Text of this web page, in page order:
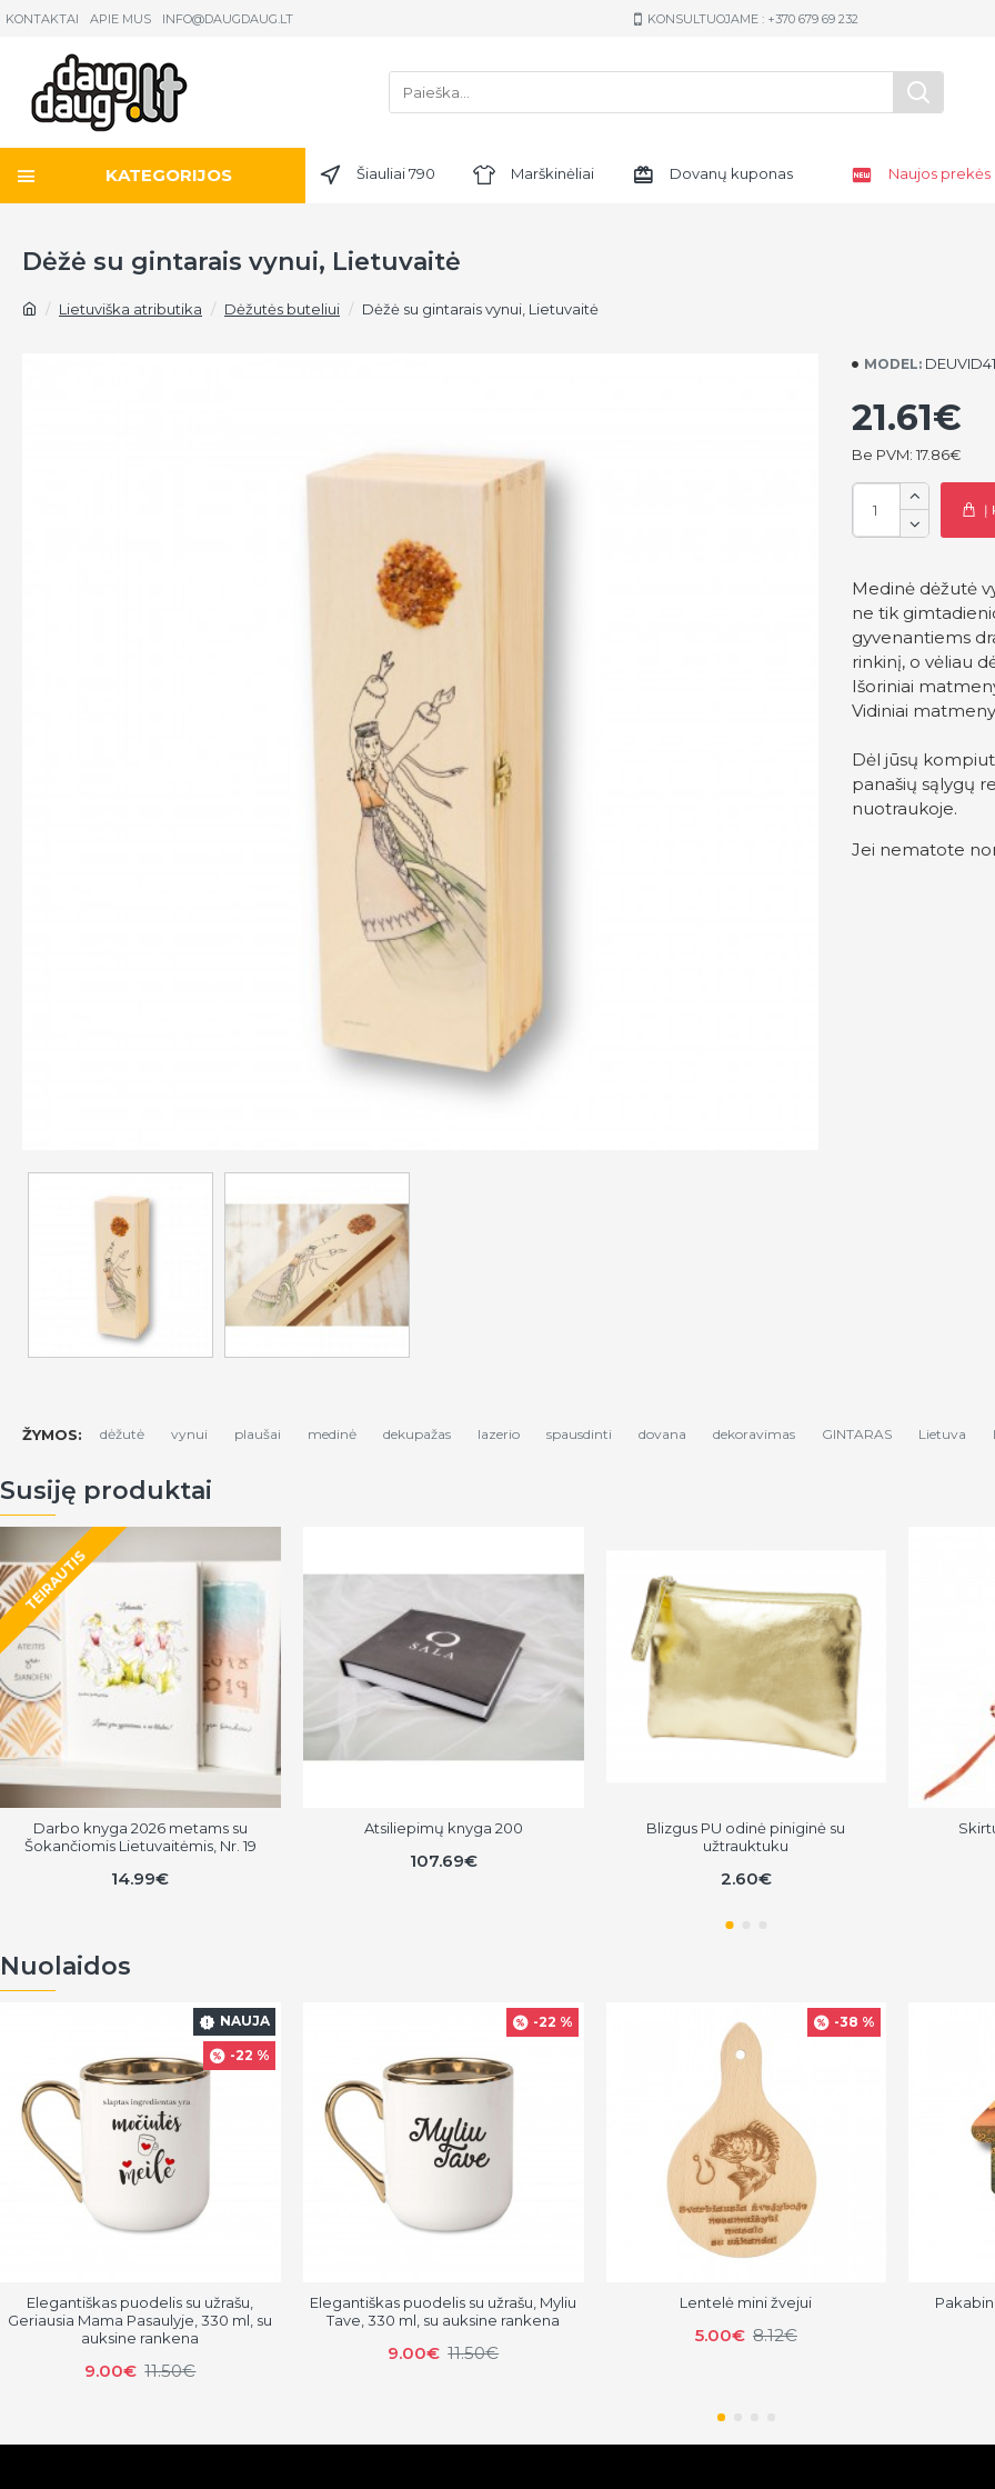
KONTAKTAI APIE MUS INFO@DAUGDAUG.LT KONSULTUOJAME : +370 679 69 232
KATEGORIJOS Šiauliai 790 Marškinėliai Dovanų kuponas Naujos prekės
Lietuviška atributika Dėžutės buteliui Dėžė su gintarais vynui, Lietuvaitė
Dėžė su gintarais vynui, Lietuvaitė
MODEL:
21.61€
Be PVM: 17.86€
Į
Medinė dėžutė
ne tik
gyvenantiems
rinkinį, o vėliau
Išoriniai
Vidiniai
Dėl jūsų
panašių sąlygų
nuotraukoje.
Jei nematote
ŽYMOS: dėžutė vynui plaušai medinė dekupažas lazerio spausdinti dovana dekoravimas GINTARAS Lietuva
Susiję produktai
TEIRAUTIS
Darbo knyga 2026 metams su
Šokančiomis Lietuvaitėmis, Nr. 19
14.99€
Atsiliepimų knyga 200
107.69€
Blizgus PU odinė piniginė su
užtrauktuku
2.60€
Nuolaidos
NAUJA
-22 %
Elegantiškas puodelis su užrašu,
Geriausia Mama Pasaulyje, 330 ml, su
auksine rankena
9.00€ 11.50€
-22 %
Elegantiškas puodelis su užrašu, Myliu
Tave, 330 ml, su auksine rankena
9.00€ 11.50€
-38 %
Lentelė mini žvejui
5.00€ 8.12€